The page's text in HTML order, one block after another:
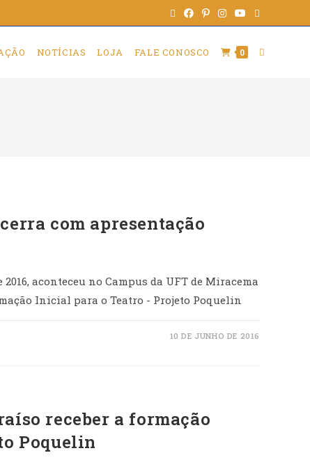
NOTÍCIAS LOJA FALE CONOSCO 0
com apresentação
aconteceu no Campus da UFT de Miracema
Inicial para o Teatro - Projeto Poquelin
10 DE JUNHO DE 2016
receber a formação
Poquelin